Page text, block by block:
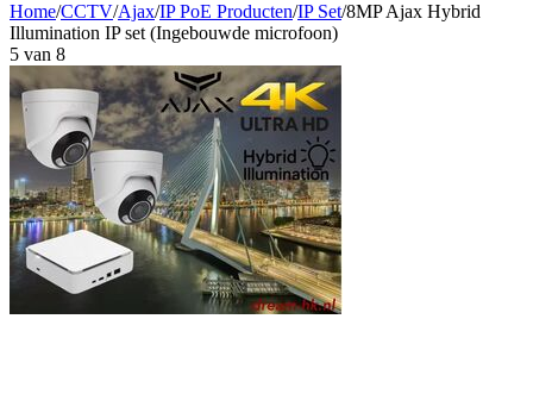
Home/CCTV/Ajax/IP PoE Producten/IP Set/8MP Ajax Hybrid
Illumination IP set (Ingebouwde microfoon)
5 van 8